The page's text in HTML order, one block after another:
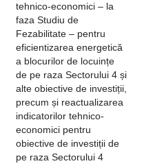
tehnico-economici – la
faza Studiu de
Fezabilitate – pentru
eficientizarea energetică
a blocurilor de locuințe
de pe raza Sectorului 4 și
alte obiective de investiții,
precum și reactualizarea
indicatorilor tehnico-
economici pentru
obiective de investiții de
pe raza Sectorului 4